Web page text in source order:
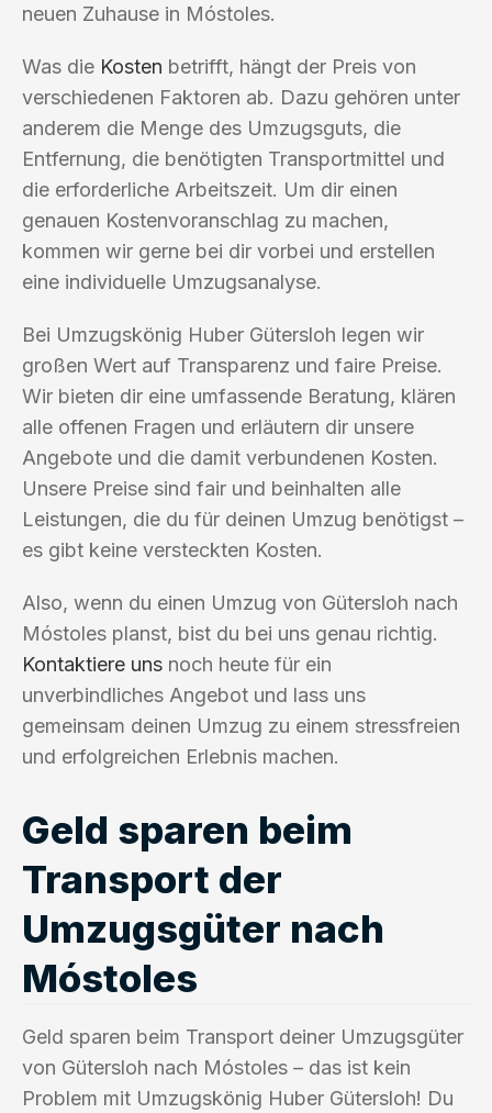
neuen Zuhause in Móstoles.
Was die Kosten betrifft, hängt der Preis von
verschiedenen Faktoren ab. Dazu gehören unter
anderem die Menge des Umzugsguts, die
Entfernung, die benötigten Transportmittel und
die erforderliche Arbeitszeit. Um dir einen
genauen Kostenvoranschlag zu machen,
kommen wir gerne bei dir vorbei und erstellen
eine individuelle Umzugsanalyse.
Bei Umzugskönig Huber Gütersloh legen wir
großen Wert auf Transparenz und faire Preise.
Wir bieten dir eine umfassende Beratung, klären
alle offenen Fragen und erläutern dir unsere
Angebote und die damit verbundenen Kosten.
Unsere Preise sind fair und beinhalten alle
Leistungen, die du für deinen Umzug benötigst –
es gibt keine versteckten Kosten.
Also, wenn du einen Umzug von Gütersloh nach
Móstoles planst, bist du bei uns genau richtig.
Kontaktiere uns noch heute für ein
unverbindliches Angebot und lass uns
gemeinsam deinen Umzug zu einem stressfreien
und erfolgreichen Erlebnis machen.
Geld sparen beim
Transport der
Umzugsgüter nach
Móstoles
Geld sparen beim Transport deiner Umzugsgüter
von Gütersloh nach Móstoles – das ist kein
Problem mit Umzugskönig Huber Gütersloh! Du